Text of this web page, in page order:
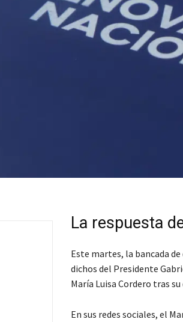
La respuesta
Este martes, la bancada
dichos del Presidente
María Luisa Cordero tras
En sus redes sociales, el